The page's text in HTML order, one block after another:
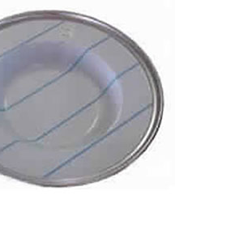
DODAJ U KOŠARICU